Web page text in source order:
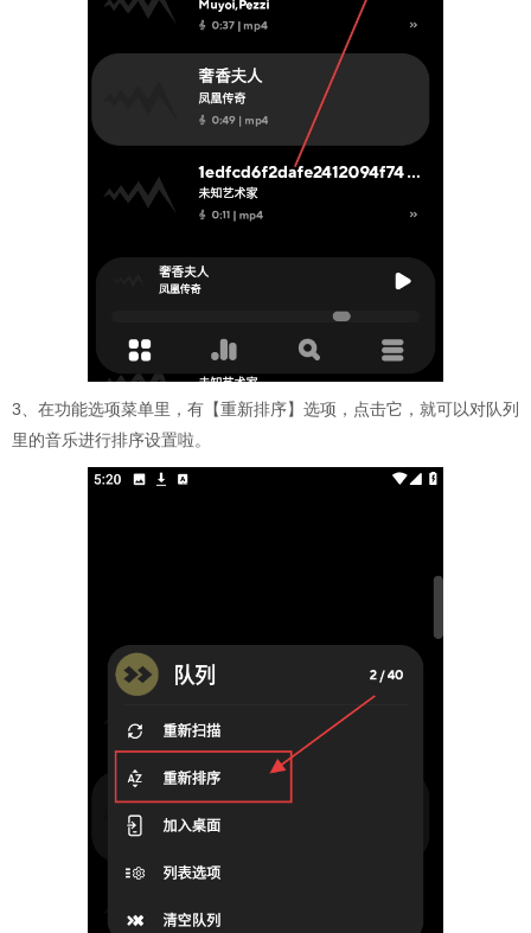
3、在功能选项菜单里，有【重新排序】选项，点击它，就可以对队列
里的音乐进行排序设置啦。